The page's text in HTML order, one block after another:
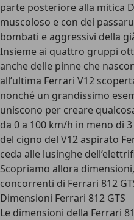
parte posteriore alla mitica
muscoloso e con dei
bombati e aggressivi della
Insieme ai quattro gruppi
anche delle pinne che
all’ultima Ferrari V12
nonché un grandissimo
uniscono per creare
da 0 a 100 km/h in meno di
del cigno del V12 aspirato
ceda alle lusinghe
Scopriamo allora
concorrenti di Ferrari 812
Dimensioni Ferrari 812 GTS
Le dimensioni della Ferrari